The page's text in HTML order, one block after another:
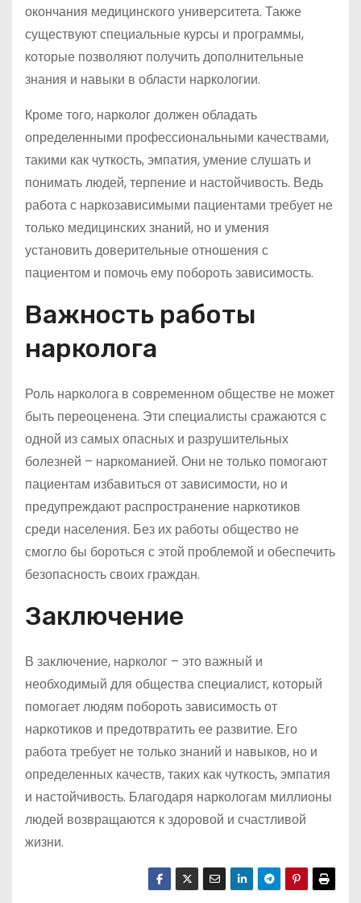
окончания медицинского университета. Также
существуют специальные курсы и программы,
которые позволяют получить дополнительные
знания и навыки в области наркологии.
Кроме того, нарколог должен обладать
определенными профессиональными качествами,
такими как чуткость, эмпатия, умение слушать и
понимать людей, терпение и настойчивость. Ведь
работа с наркозависимыми пациентами требует не
только медицинских знаний, но и умения
установить доверительные отношения с
пациентом и помочь ему побороть зависимость.
Важность работы
нарколога
Роль нарколога в современном обществе не может
быть переоценена. Эти специалисты сражаются с
одной из самых опасных и разрушительных
болезней – наркоманией. Они не только помогают
пациентам избавиться от зависимости, но и
предупреждают распространение наркотиков
среди населения. Без их работы общество не
смогло бы бороться с этой проблемой и обеспечить
безопасность своих граждан.
Заключение
В заключение, нарколог – это важный и
необходимый для общества специалист, который
помогает людям побороть зависимость от
наркотиков и предотвратить ее развитие. Его
работа требует не только знаний и навыков, но и
определенных качеств, таких как чуткость, эмпатия
и настойчивость. Благодаря наркологам миллионы
людей возвращаются к здоровой и счастливой
жизни.